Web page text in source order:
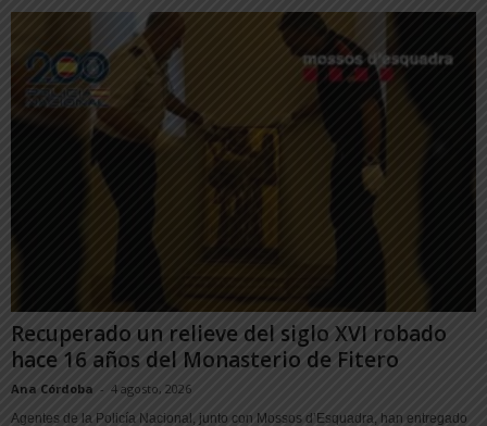
Recuperado un relieve del siglo XVI robado
hace 16 años del Monasterio de Fitero
Ana Córdoba - 4 agosto, 2026
Agentes de la Policía Nacional, junto con Mossos d’Esquadra, han entregado